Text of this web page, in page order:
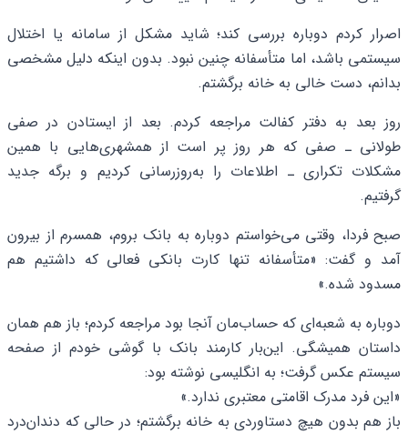
اصرار کردم دوباره بررسی کند؛ شاید مشکل از سامانه یا اختلال
سیستمی باشد، اما متأسفانه چنین نبود. بدون اینکه دلیل مشخصی
بدانم، دست خالی به خانه برگشتم.
روز بعد به دفتر کفالت مراجعه کردم. بعد از ایستادن در صفی
طولانی ـ صفی که هر روز پر است از همشهری‌هایی با همین
مشکلات تکراری ـ اطلاعات را به‌روزرسانی کردیم و برگه جدید
گرفتیم.
صبح فردا، وقتی می‌خواستم دوباره به بانک بروم، همسرم از بیرون
آمد و گفت: «متأسفانه تنها کارت بانکی فعالی که داشتیم هم
مسدود شده.»
دوباره به شعبه‌ای که حساب‌مان آنجا بود مراجعه کردم؛ باز هم همان
داستان همیشگی. این‌بار کارمند بانک با گوشی خودم از صفحه
سیستم عکس گرفت؛ به انگلیسی نوشته بود:
«این فرد مدرک اقامتی معتبری ندارد.»
باز هم بدون هیچ دستاوردی به خانه برگشتم؛ در حالی‌ که دندان‌درد